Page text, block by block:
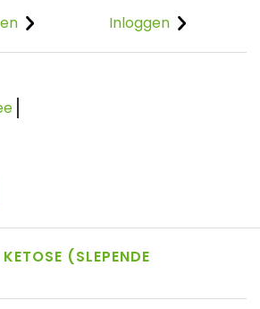
Inloggen
(SLEPENDE